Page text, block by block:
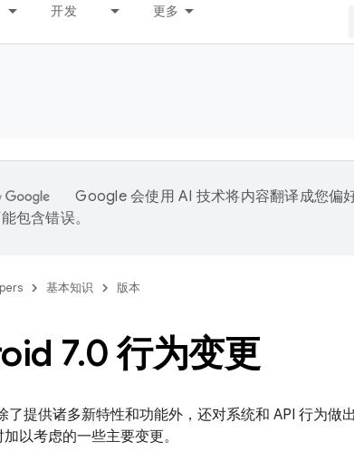
开发 更多
Google 会使用 AI 技术将内容翻译成您偏
包含错误。
基本知识 版本
7.0 行为变更
了提供诸多新特性和功能外，还对系统和 API 行为做
以考虑的一些主要变更。